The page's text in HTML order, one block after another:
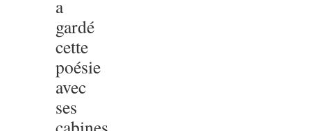
a
gardé
cette
poésie
avec
ses